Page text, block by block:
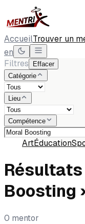
AccueilTrouver un
en
Filtres
Effacer
Catégorie
Lieu
Compétence
ArtÉducation
Boosting
0 mentor